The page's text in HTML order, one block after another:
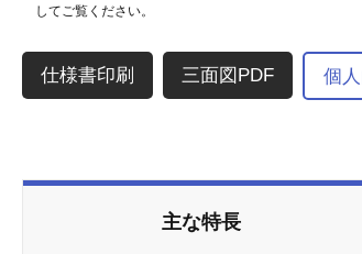
してご覧ください。
三面図PDF 個
主な特長